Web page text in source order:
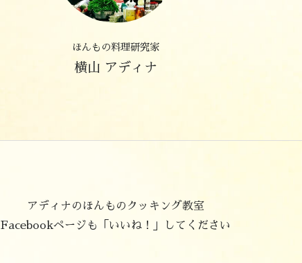
ほんもの料理研究家
横山 アディナ
アディナのほんものクッキング教室
Facebookページも「いいね！」してください